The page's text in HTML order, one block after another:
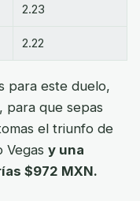
2.23
2.22
para este duelo,
para que sepas
el triunfo de
Vegas y una
$972 MXN.